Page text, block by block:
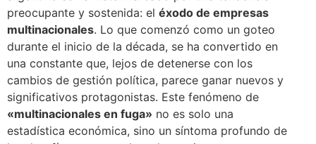
preocupante y sostenida: el éxodo de empresas
multinacionales. Lo que comenzó como un goteo
durante el inicio de la década, se ha convertido en
una constante que, lejos de detenerse con los
cambios de gestión política, parece ganar nuevos y
significativos protagonistas. Este fenómeno de
«multinacionales en fuga» no es solo una
estadística económica, sino un síntoma profundo de